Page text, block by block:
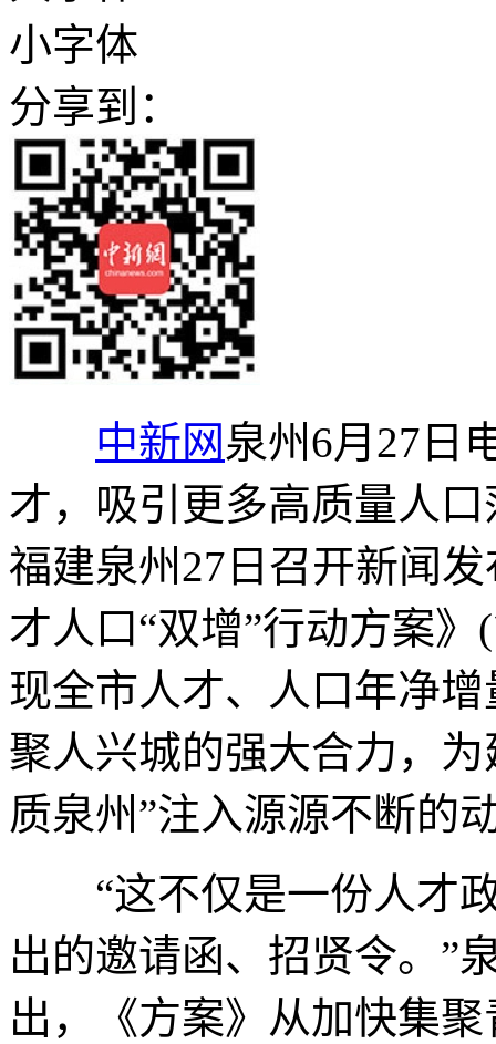
小字体
分享到：
中新网泉州6月27日
才，吸引更多高质量人
福建泉州27日召开新闻
才人口“双增”行动方案
现全市人才、人口年净
聚人兴城的强大合力，
质泉州”注入源源不断的
“这不仅是一份人才政
出的邀请函、招贤令。”
出，《方案》从加快集